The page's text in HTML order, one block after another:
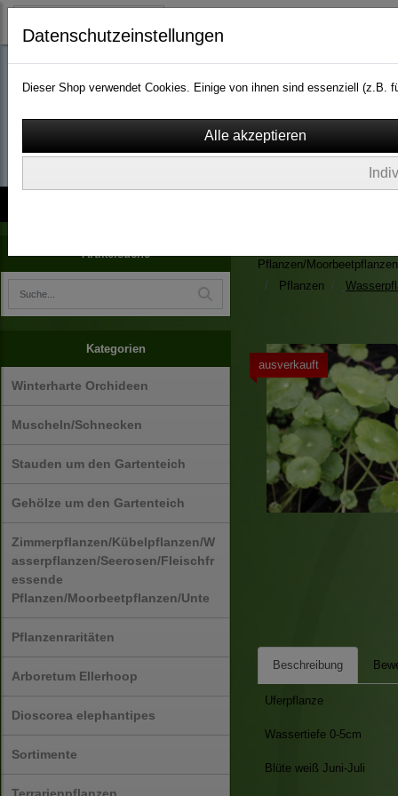
wassergarten-
Artikelsuche
Kategorien
Winterharte Orchideen
Muscheln/Schnecken
Stauden um den Gartenteich
Gehölze um den Gartenteich
Zimmerpflanzen/Kübelpflanzen/W
asserpflanzen/Seerosen/Fleischfr
essende
Pflanzen/Moorbeetpflanzen/Unte
Pflanzenraritäten
Arboretum Ellerhoop
Dioscorea elephantipes
Sortimente
Pflanzen/
Pflanzen
ausverkauft
Beschreibung
Uferpflanze
Wassertiefe 0-5cm
Blüte weiß Juni-Juli
Datenschutzeinstellungen
Dieser Shop verwendet Cookies. Einige von ihnen sind essenziell (z.B.